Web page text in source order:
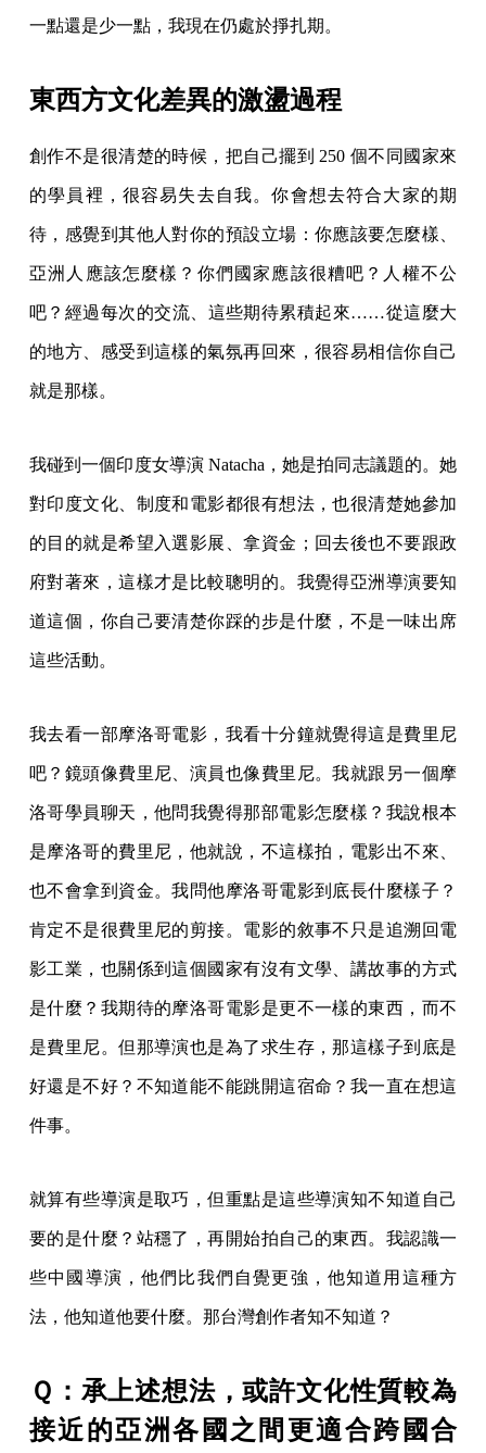
一點還是少一點，我現在仍處於掙扎期。
東西方文化差異的激盪過程
創作不是很清楚的時候，把自己擺到 250 個不同國家來
的學員裡，很容易失去自我。你會想去符合大家的期
待，感覺到其他人對你的預設立場：你應該要怎麼樣、
亞洲人應該怎麼樣？你們國家應該很糟吧？人權不公
吧？經過每次的交流、這些期待累積起來……從這麼大
的地方、感受到這樣的氣氛再回來，很容易相信你自己
就是那樣。
我碰到一個印度女導演 Natacha，她是拍同志議題的。她
對印度文化、制度和電影都很有想法，也很清楚她參加
的目的就是希望入選影展、拿資金；回去後也不要跟政
府對著來，這樣才是比較聰明的。我覺得亞洲導演要知
道這個，你自己要清楚你踩的步是什麼，不是一味出席
這些活動。
我去看一部摩洛哥電影，我看十分鐘就覺得這是費里尼
吧？鏡頭像費里尼、演員也像費里尼。我就跟另一個摩
洛哥學員聊天，他問我覺得那部電影怎麼樣？我說根本
是摩洛哥的費里尼，他就說，不這樣拍，電影出不來、
也不會拿到資金。我問他摩洛哥電影到底長什麼樣子？
肯定不是很費里尼的剪接。電影的敘事不只是追溯回電
影工業，也關係到這個國家有沒有文學、講故事的方式
是什麼？我期待的摩洛哥電影是更不一樣的東西，而不
是費里尼。但那導演也是為了求生存，那這樣子到底是
好還是不好？不知道能不能跳開這宿命？我一直在想這
件事。
就算有些導演是取巧，但重點是這些導演知不知道自己
要的是什麼？站穩了，再開始拍自己的東西。我認識一
些中國導演，他們比我們自覺更強，他知道用這種方
法，他知道他要什麼。那台灣創作者知不知道？
Ｑ：承上述想法，或許文化性質較為
接近的亞洲各國之間更適合跨國合